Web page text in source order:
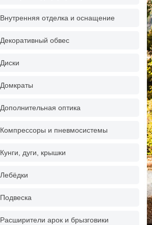
Внутренняя отделка и оснащение
Декоративный обвес
Диски
Домкраты
Дополнительная оптика
Компрессоры и пневмосистемы
Кунги, дуги, крышки
Лебёдки
Подвеска
Расширители арок и брызговики